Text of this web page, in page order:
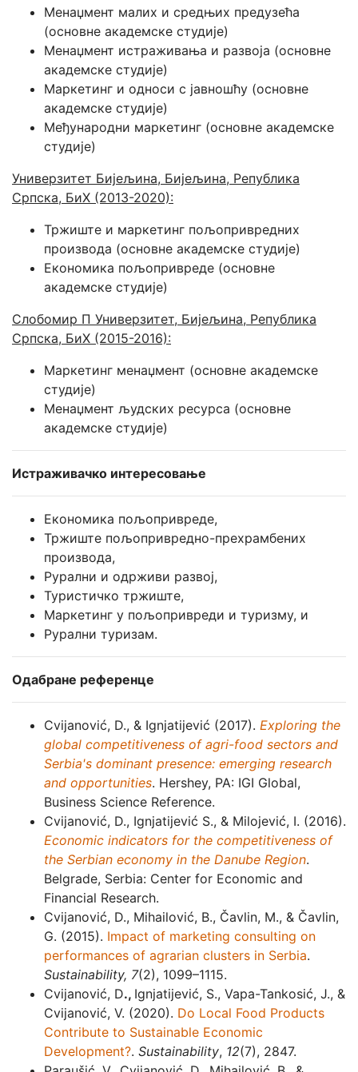
Менаџмент малих и средњих предузећа
(основне академске студије)
Менаџмент истраживања и развоја (основне
академске студије)
Маркетинг и односи с јавношћу (основне
академске студије)
Међународни маркетинг (основне академске
студије)
Универзитет Бијељина, Бијeљина, Република
Српска, БиХ (2013-2020):
Тржиште и маркетинг пољопривредних
производа (основне академске студије)
Економика пољопривреде (основне
академске студије)
Слобомир П Универзитет, Бијељина, Република
Српска, БиХ (2015-2016):
Маркетинг менаџмент (основне академске
студије)
Менаџмент људских ресурса (основне
академске студије)
Истраживачко интересовање
Економика пољопривреде,
Тржиште пољопривредно-прехрамбених
производа,
Рурални и одрживи развој,
Туристичко тржиште,
Маркетинг у пољопривреди и туризму, и
Рурални туризам.
Одабране референце
Cvijanović, D., & Ignjatijević (2017). Exploring the
global competitiveness of agri-food sectors and
Serbia's dominant presence: emerging research
and opportunities. Hershey, PA: IGI Global,
Business Science Reference.
Cvijanović, D., Ignjatijević S., & Milojević, I. (2016).
Economic indicators for the competitiveness of
the Serbian economy in the Danube Region.
Belgrade, Serbia: Center for Economic and
Financial Research.
Cvijanović, D., Mihailović, B., Čavlin, M., & Čavlin,
G. (2015). Impact of marketing consulting on
performances of agrarian clusters in Serbia.
Sustainability, 7(2), 1099–1115.
Cvijanović, D., Ignjatijević, S., Vapa-Tankosić, J., &
Cvijanović, V. (2020). Do Local Food Products
Contribute to Sustainable Economic
Development?. Sustainability, 12(7), 2847.